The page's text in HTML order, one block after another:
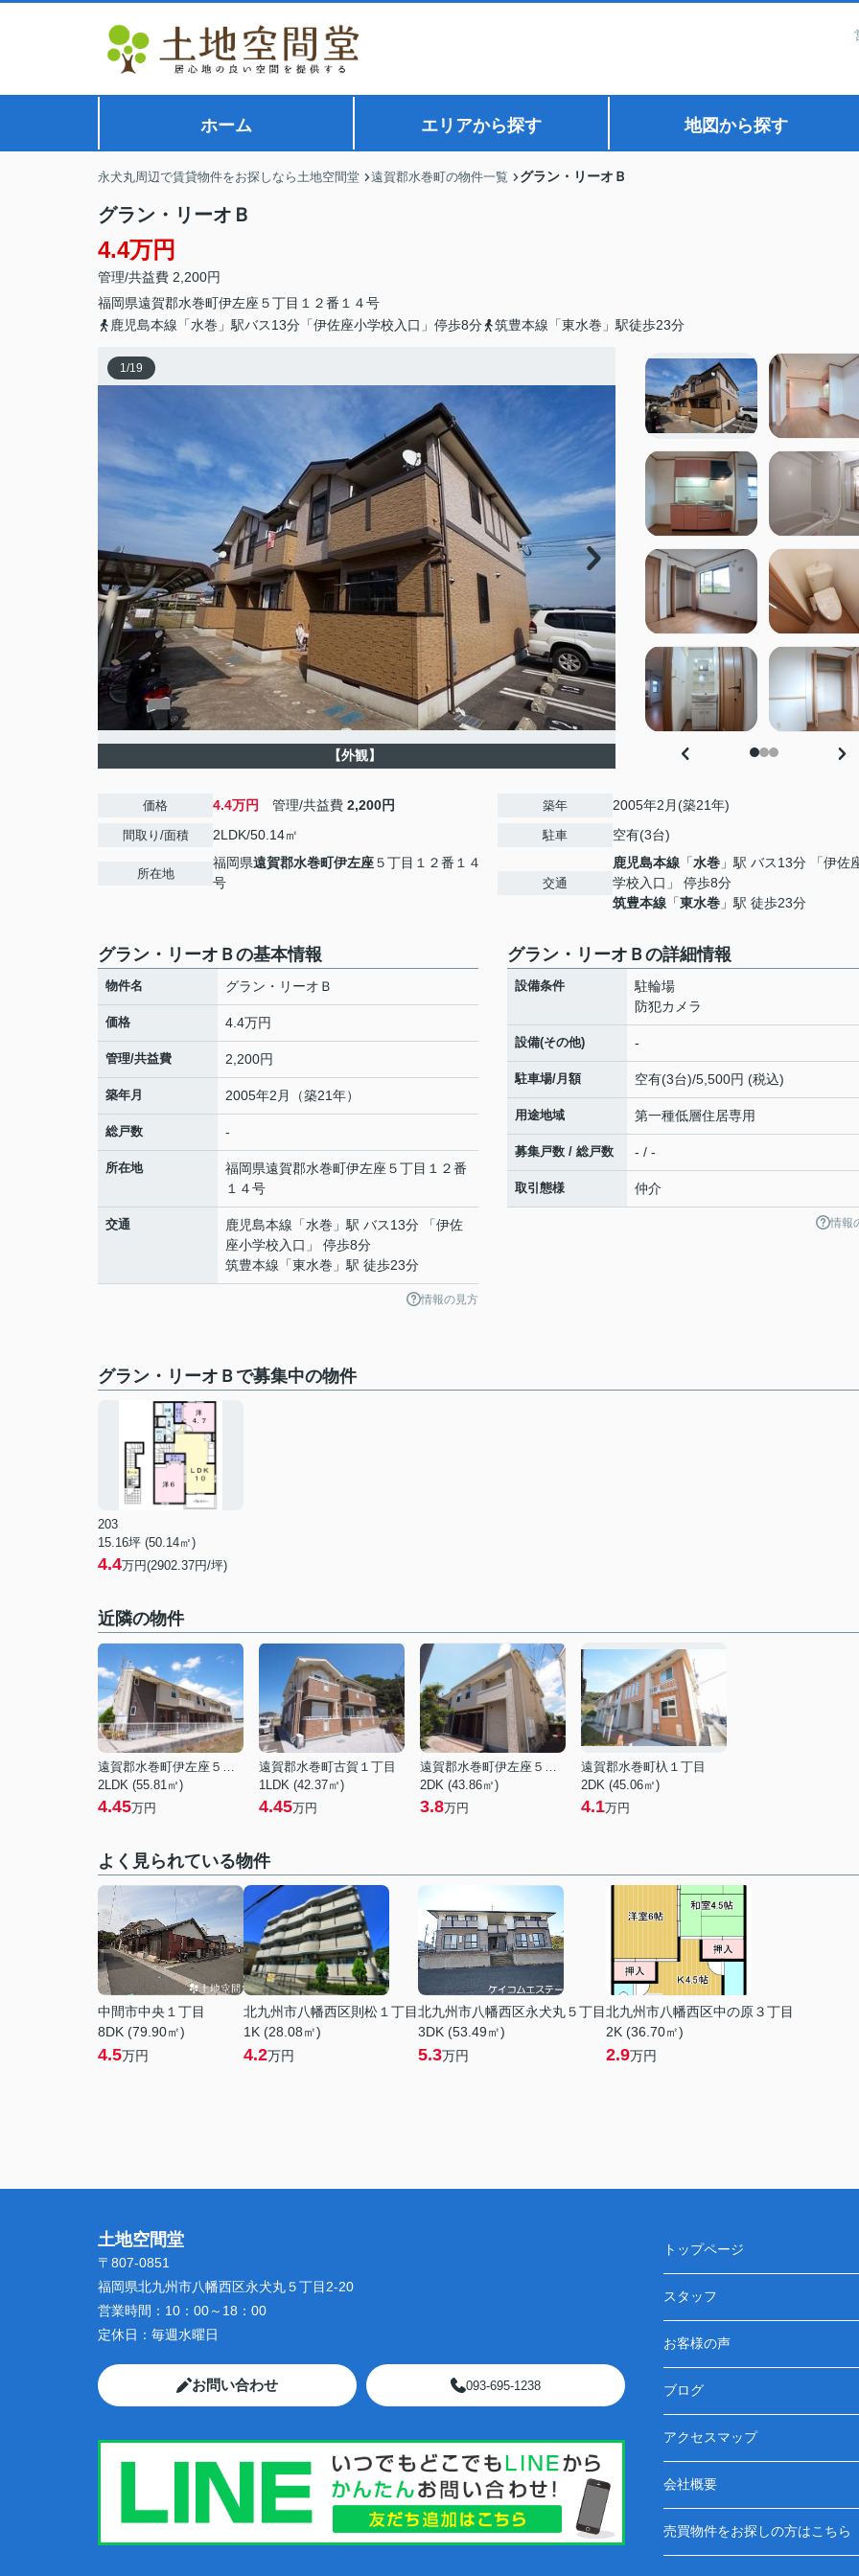
ホーム エリアから探す 地図から探す
永犬丸周辺で賃貸物件をお探しなら土地空間堂 遠賀郡水巻町の物件一覧 グラン・リーオＢ
グラン・リーオＢ
4.4万円
管理/共益費 2,200円
福岡県遠賀郡水巻町伊左座 ５丁目１２番１４号
鹿児島本線「水巻」駅バス13分「伊佐座小学校入口」停歩8分
筑豊本線「東水巻」駅徒歩23分
1/19
【外観】
価格 4.4万円 管理/共益費 2,200円
間取り/面積 2LDK/50.14㎡
所在地
福岡県遠賀郡水巻町伊左座５丁目１２番１４
号
築年 2005年2月(築21年)
駐車 空有(3台)
交通
鹿児島本線 「水巻 」駅 バス13分 「伊佐
学校入口」 停歩8分
筑豊本線 「東水巻 」駅 徒歩23分
グラン・リーオＢの基本情報
物件名 グラン・リーオＢ
価格 4.4万円
管理/共益費 2,200円
築年月 2005年2月（築21年）
総戸数 -
所在地 福岡県遠賀郡水巻町伊左座 ５丁目１２番
１４号
交通 鹿児島本線 「水巻 」駅 バス13分 「伊佐
座小学校入口」 停歩8分
筑豊本線 「東水巻 」駅 徒歩23分
情報の見方
グラン・リーオＢの詳細情報
設備条件
駐輪場
防犯カメラ
設備(その他) -
駐車場/月額 空有(3台)/5,500円 (税込)
用途地域 第一種低層住居専用
募集戸数 / 総戸数 - / -
取引態様 仲介
情報
グラン・リーオＢで募集中の物件
203
15.16坪 (50.14㎡)
4.4万円(2902.37円/坪)
近隣の物件
遠賀郡水巻町伊左座５丁目
2LDK (55.81㎡)
4.45万円
遠賀郡水巻町古賀１丁目
1LDK (42.37㎡)
4.45万円
遠賀郡水巻町伊左座５丁目
2DK (43.86㎡)
3.8万円
遠賀郡水巻町杁１丁目
2DK (45.06㎡)
4.1万円
よく見られている物件
中間市中央１丁目
8DK (79.90㎡)
4.5万円
北九州市八幡西区則松１丁目
1K (28.08㎡)
4.2万円
北九州市八幡西区永犬丸５丁目
3DK (53.49㎡)
5.3万円
北九州市八幡西区中の原３丁目
2K (36.70㎡)
2.9万円
土地空間堂
〒807-0851
福岡県北九州市八幡西区永犬丸５丁目2-20
営業時間： 10：00～18：00
定休日： 毎週水曜日
お問い合わせ 093-695-1238
トップページ
スタッフ
お客様の声
ブログ
アクセスマップ
会社概要
売買物件をお探しの方はこちら